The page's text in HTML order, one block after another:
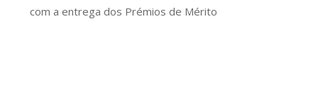
com a entrega dos Prémios de Mérito